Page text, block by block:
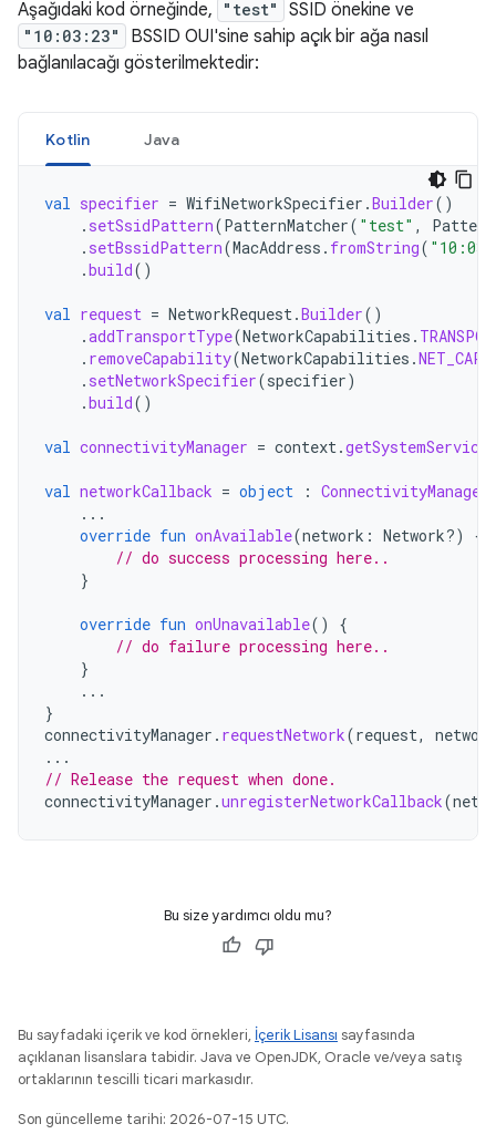
Aşağıdaki kod örneğinde, "test" SSID önekine ve
"10:03:23"
BSSID OUI'sine sahip açık bir ağa nasıl
bağlanılacağı gösterilmektedir:
Kotlin Java
val specifier = WifiNetworkSpecifier .Builder()
. setSsidPattern(PatternMatcher( "test" ,
. setBssidPattern(MacAddress . fromString(
.build()
val request = NetworkRequest.Builder()
.addTransportType(NetworkCapabilities .
. removeCapability(NetworkCapabilities .
. setNetworkSpecifier(specifier)
.build()
val connectivityManager = context.getSystemService
val networkCallback = object : ConnectivityManager
...
override fun onAvailable(network : Network?)
{
// do success processing here..
}
override fun onUnavailable()
{
// do failure processing here..
}
...
}
connectivityManager . requestNetwork(request,
...
// Release the request when done.
connectivityManager .unregisterNetworkCallback(
Bu size yardımcı oldu mu?
Bu sayfadaki içerik ve kod örnekleri, İçerik Lisansı sayfasında
açıklanan lisanslara tabidir. Java ve OpenJDK, Oracle ve/veya satış
ortaklarının tescilli ticari markasıdır.
Son güncelleme tarihi: 2026-07-15 UTC.